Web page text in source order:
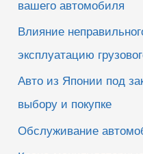
вашего автомобиля
Влияние
эксплуатацию
Авто из Японии под
выбору и покупке
Обслуживание